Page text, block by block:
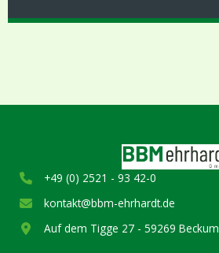
+49 (0) 2521 - 93 42-0
kontakt@bbm-ehrhardt.de
Auf dem Tigge 27 - 59269 Beckum